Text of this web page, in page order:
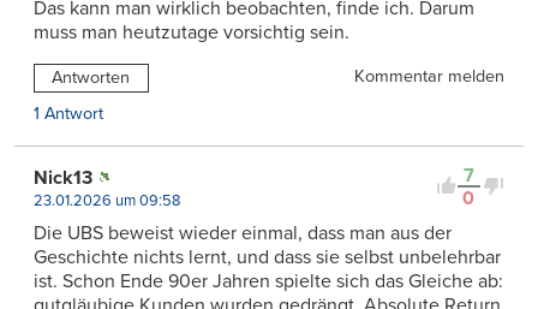
Das kann man wirklich beobachten, finde ich. Darum
muss man heutzutage vorsichtig sein.
Antworten
Kommentar melden
1 Antwort
7
0
Nick13
23.01.2026 um 09:58
Die UBS beweist wieder einmal, dass man aus der
Geschichte nichts lernt, und dass sie selbst unbelehrbar
ist. Schon Ende 90er Jahren spielte sich das Gleiche ab: